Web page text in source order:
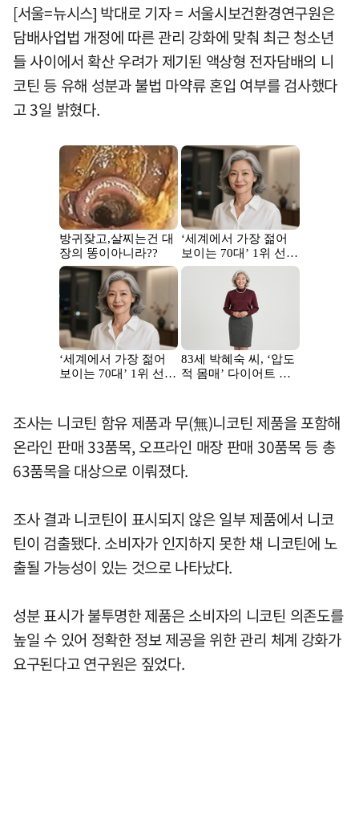
[서울=뉴시스] 박대로 기자 = 서울시보건환경연구원은
담배사업법 개정에 따른 관리 강화에 맞춰 최근 청소년
들 사이에서 확산 우려가 제기된 액상형 전자담배의 니
코틴 등 유해 성분과 불법 마약류 혼입 여부를 검사했다
고 3일 밝혔다.
조사는 니코틴 함유 제품과 무(無)니코틴 제품을 포함해
온라인 판매 33품목, 오프라인 매장 판매 30품목 등 총
63품목을 대상으로 이뤄졌다.
조사 결과 니코틴이 표시되지 않은 일부 제품에서 니코
틴이 검출됐다. 소비자가 인지하지 못한 채 니코틴에 노
출될 가능성이 있는 것으로 나타났다.
성분 표시가 불투명한 제품은 소비자의 니코틴 의존도를
높일 수 있어 정확한 정보 제공을 위한 관리 체계 강화가
요구된다고 연구원은 짚었다.